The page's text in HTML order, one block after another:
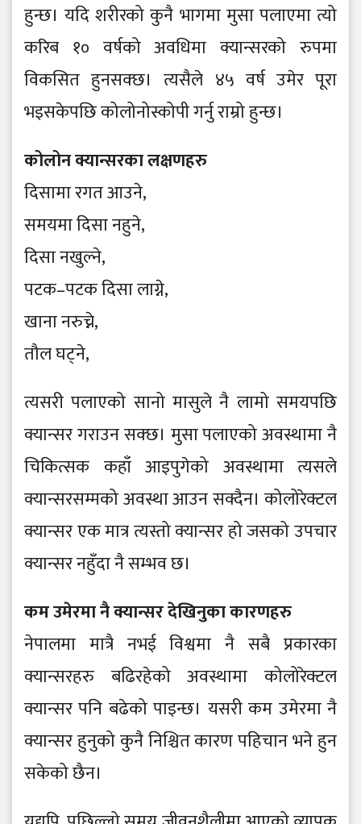
हुन्छ। यदि शरीरको कुनै भागमा मुसा पलाएमा त्यो
करिब १० वर्षको अवधिमा क्यान्सरको रुपमा
विकसित हुनसक्छ। त्यसैले ४५ वर्ष उमेर पूरा
भइसकेपछि कोलोनोस्कोपी गर्नु राम्रो हुन्छ।
कोलोन क्यान्सरका लक्षणहरु
दिसामा रगत आउने,
समयमा दिसा नहुने,
दिसा नखुल्ने,
पटक–पटक दिसा लाग्ने,
खाना नरुच्ने,
तौल घट्ने,
त्यसरी पलाएको सानो मासुले नै लामो समयपछि
क्यान्सर गराउन सक्छ। मुसा पलाएको अवस्थामा नै
चिकित्सक कहाँ आइपुगेको अवस्थामा त्यसले
क्यान्सरसम्मको अवस्था आउन सक्दैन। कोलोरेक्टल
क्यान्सर एक मात्र त्यस्तो क्यान्सर हो जसको उपचार
क्यान्सर नहुँदा नै सम्भव छ।
कम उमेरमा नै क्यान्सर देखिनुका कारणहरु
नेपालमा मात्रै नभई विश्वमा नै सबै प्रकारका
क्यान्सरहरु बढिरहेको अवस्थामा कोलोरेक्टल
क्यान्सर पनि बढेको पाइन्छ। यसरी कम उमेरमा नै
क्यान्सर हुनुको कुनै निश्चित कारण पहिचान भने हुन
सकेको छैन।